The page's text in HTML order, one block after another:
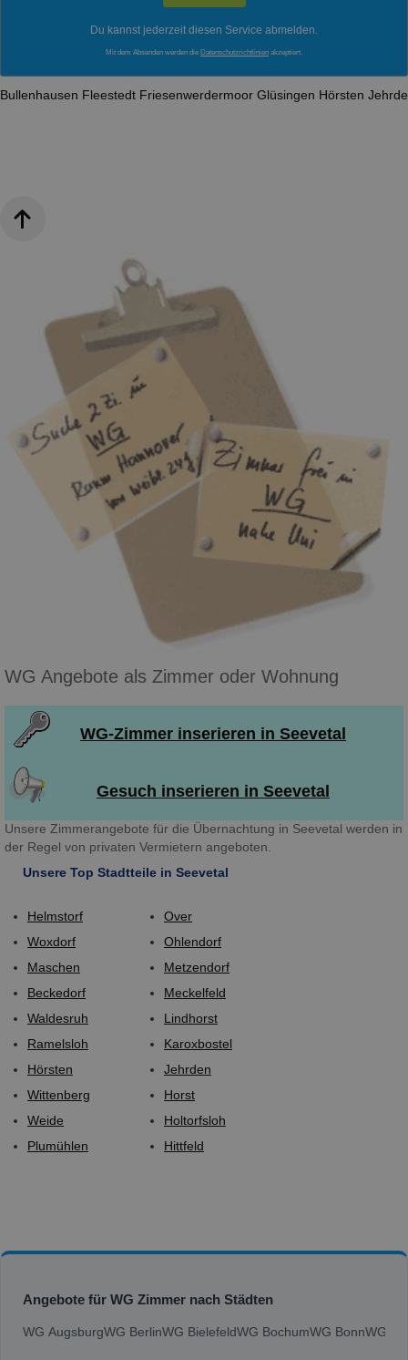
Du kannst jederzeit diesen Service abmelden.
Mit dem Absenden werden die Datenschutzrichtlinien akzeptiert.
Bullenhausen Fleestedt Friesenwerdermoor Glüsingen Hörsten
WG Angebote als Zimmer oder Wohnung
WG-Zimmer inserieren in Seevetal
Gesuch inserieren in Seevetal
Unsere Zimmerangebote für die Übernachtung in Seevetal werden in
der Regel von privaten Vermietern angeboten.
Unsere Top Stadtteile in Seevetal
Helmstorf
Woxdorf
Maschen
Beckedorf
Waldesruh
Ramelsloh
Hörsten
Wittenberg
Weide
Plumühlen
Over
Ohlendorf
Metzendorf
Meckelfeld
Lindhorst
Karoxbostel
Jehrden
Horst
Holtorfsloh
Hittfeld
Angebote für WG Zimmer nach Städten
WG AugsburgWG BerlinWG BielefeldWG BochumWG BonnWG